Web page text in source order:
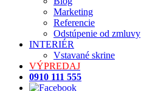
Marketing
Referencie
Odstúpenie od zmluvy
INTERIÉR
Vstavané skrine
VÝPREDAJ
0910 111 555